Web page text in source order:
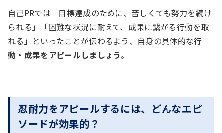
自己PRでは「目標達成のために、苦しくても努力を続け
られる」「困難な状況に耐えて、成果に繋がる行動を取
れる」といったことが伝わるよう、自身の具体的な行
動・成果をアピールしましょう。
忍耐力をアピールするには、どんなエピ
ソードが効果的？